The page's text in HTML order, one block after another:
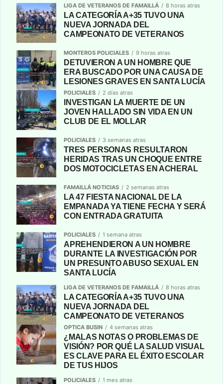
LIGA DE VETERANOS DE FAMAILLÁ 8 horas atras
LA CATEGORÍA A+35 TUVO UNA
NUEVA JORNADA DEL
CAMPEONATO DE VETERANOS
MONTEROS POLICIALES 9 horas atras
DETUVIERON A UN HOMBRE QUE
ERA BUSCADO POR UNA CAUSA DE
LESIONES GRAVES EN SANTA LUCÍA
POLICIALES 2 días atras
INVESTIGAN LA MUERTE DE UN
JOVEN HALLADO SIN VIDA EN UN
CLUB DE EL MOLLAR
POLICIALES 3 semanas atras
TRES PERSONAS RESULTARON
HERIDAS TRAS UN CHOQUE ENTRE
DOS MOTOCICLETAS EN ACHERAL
FAMAILLÁ NOTICIAS 2 semanas atras
LA 47 FIESTA NACIONAL DE LA
EMPANADA YA TIENE FECHA Y SERÁ
CON ENTRADA GRATUITA
POLICIALES 1 semana atras
APREHENDIERON A UN HOMBRE
DURANTE LA INVESTIGACIÓN POR
UN PRESUNTO ABUSO SEXUAL EN
SANTA LUCÍA
LIGA DE VETERANOS DE FAMAILLÁ 8 horas atras
LA CATEGORÍA A+35 TUVO UNA
NUEVA JORNADA DEL
CAMPEONATO DE VETERANOS
OPTICA BUSIN 4 semanas atras
¿MALAS NOTAS O PROBLEMAS DE
VISIÓN? POR QUÉ LA SALUD VISUAL
ES CLAVE PARA EL ÉXITO ESCOLAR
DE TUS HIJOS
POLICIALES 1 mes atras